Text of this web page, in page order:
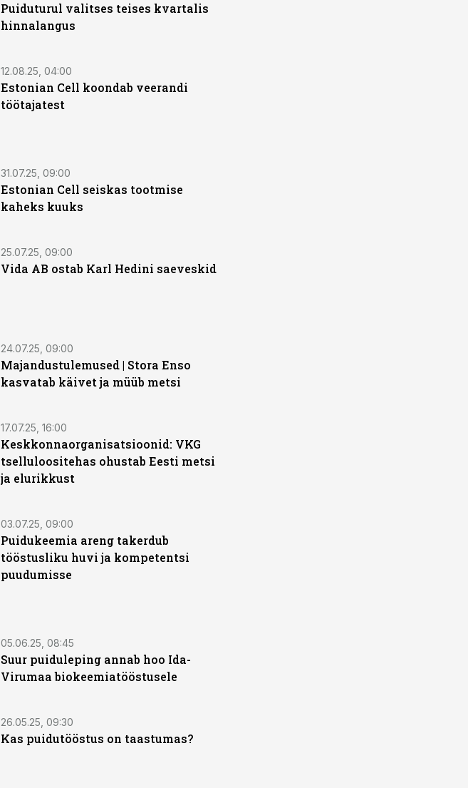
Puiduturul valitses teises kvartalis
hinnalangus
12.08.25, 04:00
Estonian Cell koondab veerandi
töötajatest
31.07.25, 09:00
Estonian Cell seiskas tootmise
kaheks kuuks
25.07.25, 09:00
Vida AB ostab Karl Hedini saeveskid
24.07.25, 09:00
Majandustulemused | Stora Enso
kasvatab käivet ja müüb metsi
17.07.25, 16:00
Keskkonnaorganisatsioonid: VKG
tselluloositehas ohustab Eesti metsi
ja elurikkust
03.07.25, 09:00
Puidukeemia areng takerdub
tööstusliku huvi ja kompetentsi
puudumisse
05.06.25, 08:45
Suur puiduleping annab hoo Ida-
Virumaa biokeemiatööstusele
26.05.25, 09:30
Kas puidutööstus on taastumas?